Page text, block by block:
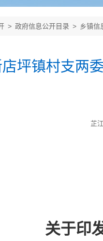
> 政府信息公开目录 > 乡镇信
坪镇村支两
芷
关于印